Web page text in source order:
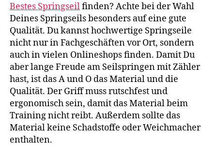
Bestes Springseilfinden? Achte bei der Wahl
Deines Springseils besonders auf eine gute
Qualität. Du kannst hochwertige Springseile
nicht nur in Fachgeschäften vor Ort, sondern
auch in vielen Onlineshops finden. Damit Du
aber lange Freude am Seilspringen mit Zähler
hast, ist das A und O das Material und die
Qualität. Der Griff muss rutschfest und
ergonomisch sein, damit das Material beim
Training nicht reibt. Außerdem sollte das
Material keine Schadstoffe oder Weichmacher
enthalten.